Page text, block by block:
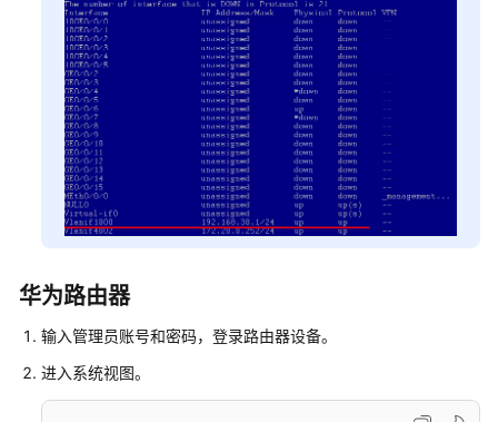
胁
信
息
漏
洞
扫
描
云
志
计
华为路由器
输入管理员账号和密码，登录路由器设备。
进入系统视图。